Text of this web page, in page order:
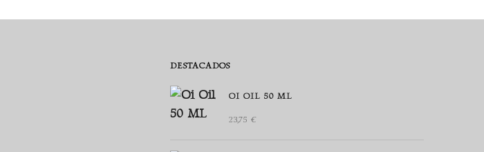
DESTACADOS
OI OIL 50 ML
23,75 €